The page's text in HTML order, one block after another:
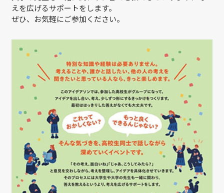
えを広げるサポートをします。
ぜひ、お気軽にご参加ください。